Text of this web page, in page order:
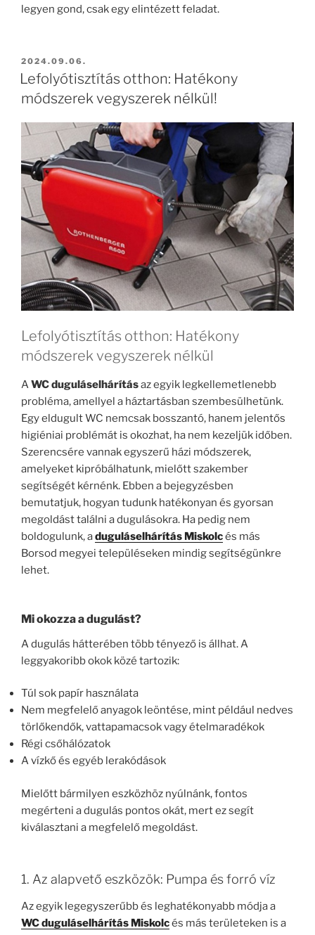
legyen gond, csak egy elintézett feladat.
BEKÜLDVE:
2024.09.06.
Lefolyótisztítás otthon: Hatékony
módszerek vegyszerek nélkül!
Lefolyótisztítás otthon: Hatékony
módszerek vegyszerek nélkül
AWC duguláselhárításaz egyik legkellemetlenebb
probléma, amellyel a háztartásban szembesülhetünk.
Egy eldugult WC nemcsak bosszantó, hanem jelentős
higiéniai problémát is okozhat, ha nem kezeljük időben.
Szerencsére vannak egyszerű házi módszerek,
amelyeket kipróbálhatunk, mielőtt szakember
segítségét kérnénk. Ebben a bejegyzésben
bemutatjuk, hogyan tudunk hatékonyan és gyorsan
megoldást találni a dugulásokra. Ha pedig nem
boldogulunk, aduguláselhárítás Miskolcés más
Borsod megyei településeken mindig segítségünkre
lehet.
Mi okozza a dugulást?
A dugulás hátterében több tényező is állhat. A
leggyakoribb okok közé tartozik:
Túl sok papír használata
Nem megfelelő anyagok leöntése, mint például nedves
törlőkendők, vattapamacsok vagy ételmaradékok
Régi csőhálózatok
A vízkő és egyéb lerakódások
Mielőtt bármilyen eszközhöz nyúlnánk, fontos
megérteni a dugulás pontos okát, mert ez segít
kiválasztani a megfelelő megoldást.
1. Az alapvető eszközök: Pumpa és forró víz
Az egyik legegyszerűbb és leghatékonyabb módja a
WC duguláselhárítás Miskolcés más területeken is a